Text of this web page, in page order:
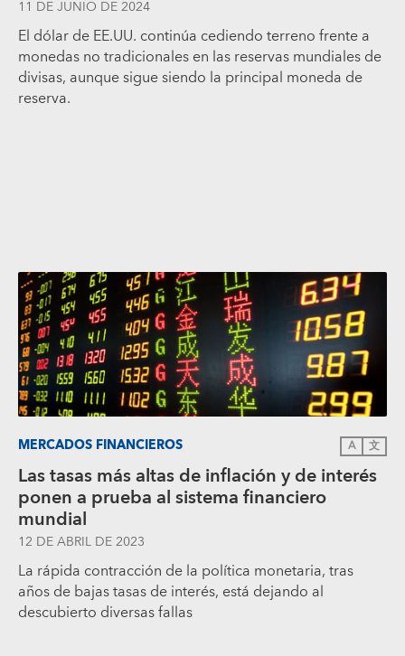
11 DE JUNIO DE 2024
El dólar de EE.UU. continúa cediendo terreno frente a
monedas no tradicionales en las reservas mundiales de
divisas, aunque sigue siendo la principal moneda de
reserva.
MERCADOS FINANCIEROS A 文
Las tasas más altas de inflación y de interés
ponen a prueba al sistema financiero
mundial
12 DE ABRIL DE 2023
La rápida contracción de la política monetaria, tras
años de bajas tasas de interés, está dejando al
descubierto diversas fallas